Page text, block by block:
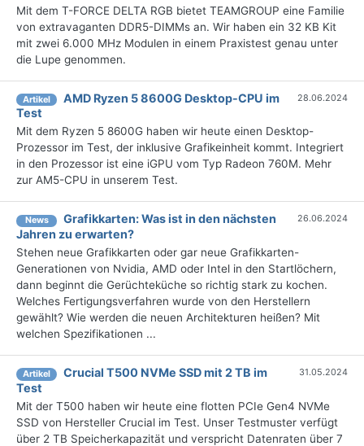
Mit dem T-FORCE DELTA RGB bietet TEAMGROUP eine Familie
von extravaganten DDR5-DIMMs an. Wir haben ein 32 KB Kit
mit zwei 6.000 MHz Modulen in einem Praxistest genau unter
die Lupe genommen.
Artikel
AMD Ryzen 5 8600G Desktop-CPU im
Test
28.06.2024
Mit dem Ryzen 5 8600G haben wir heute einen Desktop-
Prozessor im Test, der inklusive Grafikeinheit kommt. Integriert
in den Prozessor ist eine iGPU vom Typ Radeon 760M. Mehr
zur AM5-CPU in unserem Test.
News
Grafikkarten: Was ist in den nächsten
Jahren zu erwarten?
26.06.2024
Stehen neue Grafikkarten oder gar neue Grafikkarten-
Generationen von Nvidia, AMD oder Intel in den Startlöchern,
dann beginnt die Gerüchteküche so richtig stark zu kochen.
Welches Fertigungsverfahren wurde von den Herstellern
gewählt? Wie werden die neuen Architekturen heißen? Mit
welchen Spezifikationen ...
Artikel
Crucial T500 NVMe SSD mit 2 TB im
Test
31.05.2024
Mit der T500 haben wir heute eine flotten PCIe Gen4 NVMe
SSD von Hersteller Crucial im Test. Unser Testmuster verfügt
über 2 TB Speicherkapazität und verspricht Datenraten über 7